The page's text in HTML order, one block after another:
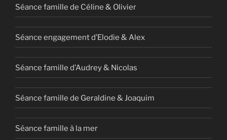
Séance famille de Céline & Olivier
Séance engagement d’Elodie & Alex
Séance famille d’Audrey & Nicolas
Séance famille de Geraldine & Joaquim
Séance famille à la mer